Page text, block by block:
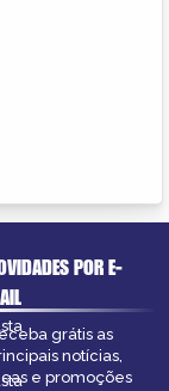
POR E-
grátis as
notícias,
e promoções